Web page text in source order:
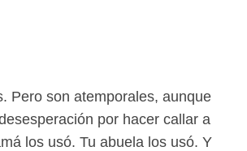
Pero son atemporales, aunque
por hacer callar a
los usó. Tu abuela los usó. Y